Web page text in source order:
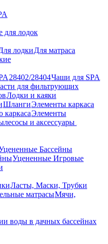
для лодок
лодкиДля матраса
28402/28404Чаши для SPA
для фильтрующих
Лодки и каяки
ШлангиЭлементы каркаса
каркасаЭлементы
и аксессуары
Бассейны
Уцененные Игровые
Ласты, Маски, Трубки
матрасыМячи,
воды в дачных бассейнах